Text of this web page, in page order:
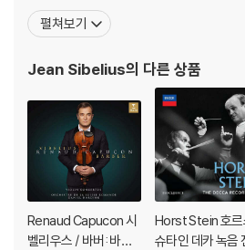
가이다. 그의 작품은 현대 음악풍은 아니
음악다운 특색을 가지고 있다. 요한 율리우스 크리스티안 시벨리우스
드 공국에 위치한 해
펼쳐보기
Jean Sibelius의 다른 상품
Renaud Capucon 시
벨리우스 / 바버: 바이
Horst Stein 호르
슈타인 데카 녹음